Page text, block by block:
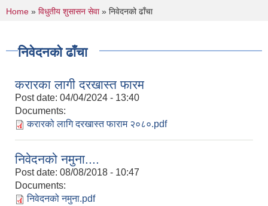
You are here
Home » विधुतीय शुसासन सेवा» निवेदनको ढाँचा
निवेदनको ढाँचा
करारका लागी दरखास्त फारम
Post date: 04/04/2024 - 13:40
Documents:
करारको लागि दरखास्त फाराम २०८०.pdf
निवेदनको नमुना....
Post date: 08/08/2018 - 10:47
Documents:
निवेदनको नमुना.pdf